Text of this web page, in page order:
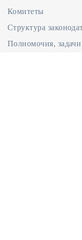
Комитеты
Структура
Полномочия,